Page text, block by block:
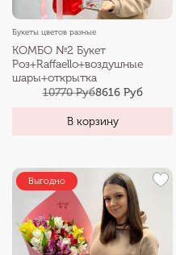
Букеты цветов разные
КОМБО №2 Букет
Роз+Raffaello+воздушные
шары+открытка
10770 Руб8616 Руб
В корзину
Выгодно